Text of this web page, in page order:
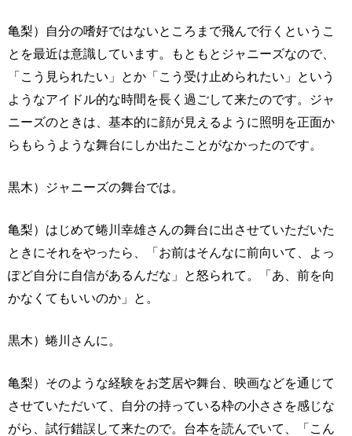
亀梨）自分の嗜好ではないところまで飛んで行くというこ
とを最近は意識しています。もともとジャニーズなので、
「こう見られたい」とか「こう受け止められたい」という
ようなアイドル的な時間を長く過ごして来たのです。ジャ
ニーズのときは、基本的に顔が見えるように照明を正面か
らもらうような舞台にしか出たことがなかったのです。
黒木）ジャニーズの舞台では。
亀梨）はじめて蜷川幸雄さんの舞台に出させていただいた
ときにそれをやったら、「お前はそんなに前向いて、よっ
ぽど自分に自信があるんだな」と怒られて。「あ、前を向
かなくてもいいのか」と。
黒木）蜷川さんに。
亀梨）そのような経験をお芝居や舞台、映画などを通じて
させていただいて、自分の持っている枠の小ささを感じな
がら、試行錯誤して来たので。台本を読んでいて、「こん